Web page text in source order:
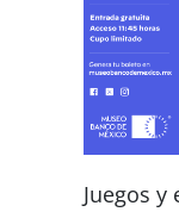
Juegos y